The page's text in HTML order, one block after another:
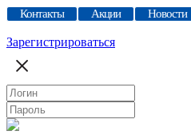
Контакты Акции Новости
Зарегистрироваться